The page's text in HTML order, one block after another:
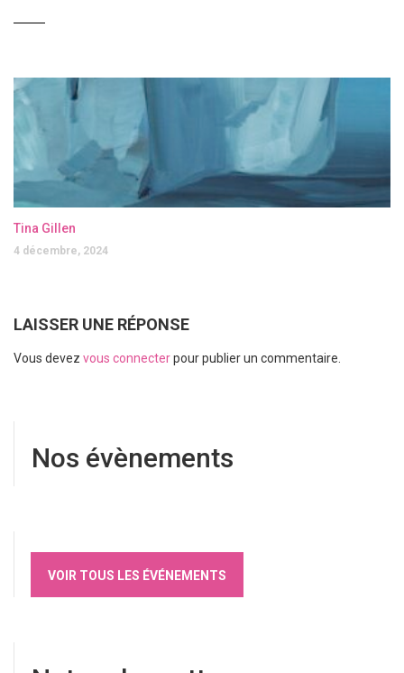
Tina Gillen
4 décembre, 2024
LAISSER UNE RÉPONSE
Vous devez vous connecterpour publier un commentaire.
Nos évènements
VOIR TOUS LES ÉVÉNEMENTS